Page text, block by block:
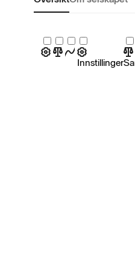
Innstillinger